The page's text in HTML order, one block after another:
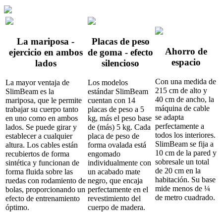
La mariposa -
ejercicio en ambos
lados
La mayor ventaja de
SlimBeam es la
mariposa, que le permite
trabajar su cuerpo tanto
en uno como en ambos
lados. Se puede girar y
establecer a cualquier
altura. Los cables están
recubiertos de forma
sintética y funcionan de
forma fluida sobre las
ruedas con rodamiento de
bolas, proporcionando un
efecto de entrenamiento
óptimo.
Placas de peso
de goma - efecto
silencioso
Los modelos
estándar SlimBeam
cuentan con 14
placas de peso a 5
kg, más el peso base
de (más) 5 kg. Cada
placa de peso de
forma ovalada está
engomado
individualmente con
un acabado mate
negro, que encaja
perfectamente en el
revestimiento del
cuerpo de madera.
Ahorro de
espacio
Con una medida de
215 cm de alto y
40 cm de ancho, la
máquina de cable
se adapta
perfectamente a
todos los interiores.
SlimBeam se fija a
10 cm de la pared y
sobresale un total
de 20 cm en la
habitación. Su base
mide menos de ¼
de metro cuadrado.